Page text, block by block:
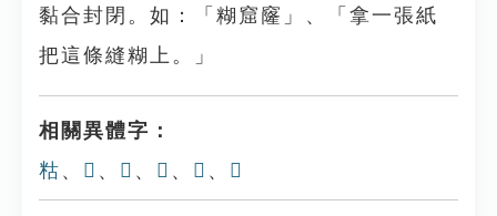
黏合封閉。如：「糊窟窿」、「拿一張紙
把這條縫糊上。」
相關異體字：
䊀 、 𩰯 、 𪏻 、 𪐉 、 𪏹 、 𪍒